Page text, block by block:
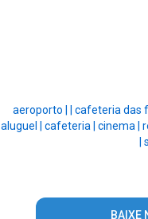
aeroporto | cafeteria das
aluguel | cafeteria | cinema |
BAIXE